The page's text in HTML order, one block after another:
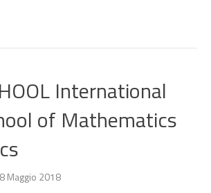
International
of Mathematics
Maggio 2018